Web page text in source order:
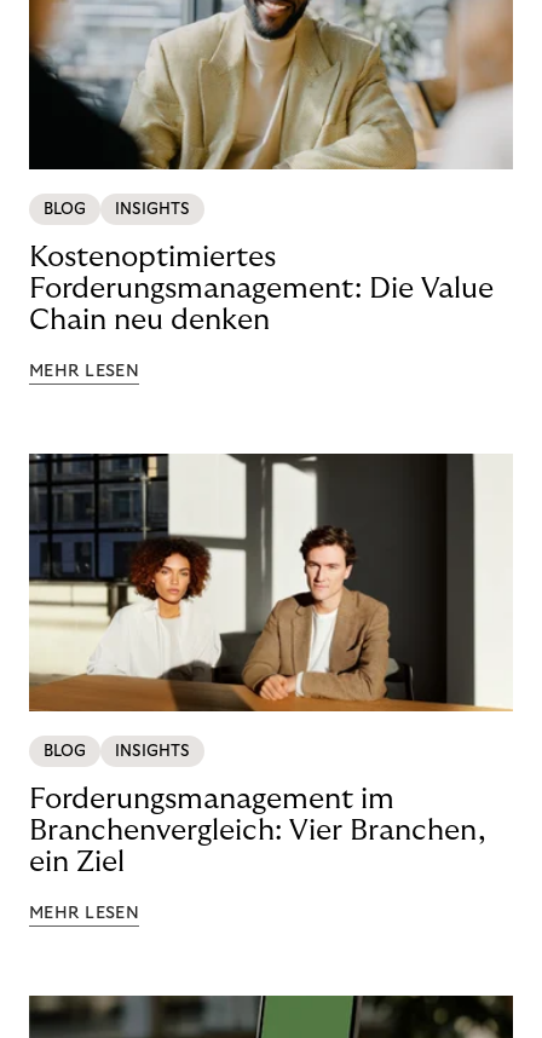
BLOG INSIGHTS
Kostenoptimiertes
Forderungsmanagement: Die Value
Chain neu denken
MEHR LESEN
BLOG INSIGHTS
Forderungsmanagement im
Branchenvergleich: Vier Branchen,
ein Ziel
MEHR LESEN